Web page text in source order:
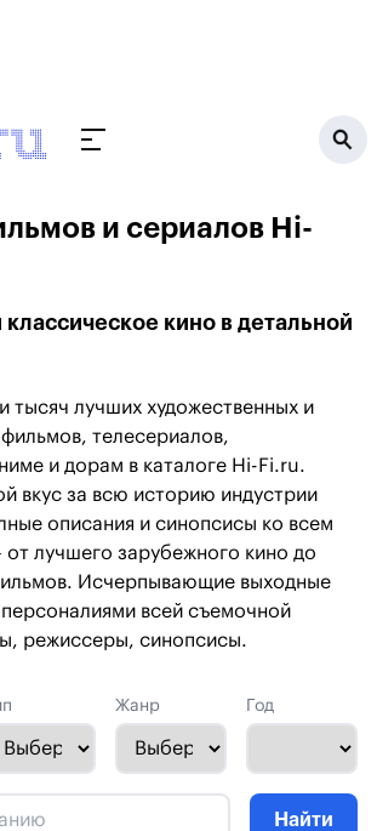
и сериалов Hi-
кино в детальной
тысяч лучших художественных и
телесериалов,
и дорам в каталоге Hi-Fi.ru.
вкус за всю историю индустрии
описания и синопсисы ко всем
от лучшего зарубежного кино до
Исчерпывающие выходные
всей съемочной
режиссеры, синопсисы.
Жанр Год
Найти